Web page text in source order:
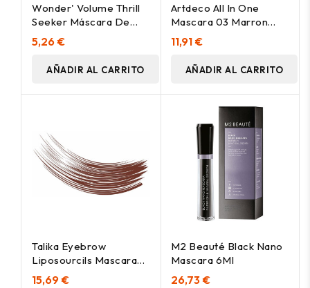
Wonder' Volume Thrill
Seeker Máscara De
Pestañas 004-Pitch
Black 8 Ml
5,26 €
AÑADIR AL CARRITO
Artdeco All In One
Mascara 03 Marron
10Ml
11,91 €
AÑADIR AL CARRITO
Talika Eyebrow
Liposourcils Mascara
Brown 5Ml
15,69 €
M2 Beauté Black Nano
Mascara 6Ml
26,73 €